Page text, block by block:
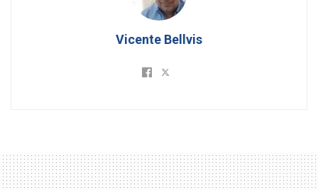
Vicente Bellvis